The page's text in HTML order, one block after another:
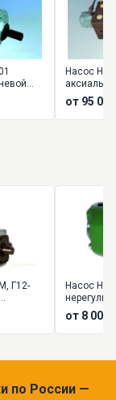
Насос
от 95
Г12-
Насос
от 8 000
по России —